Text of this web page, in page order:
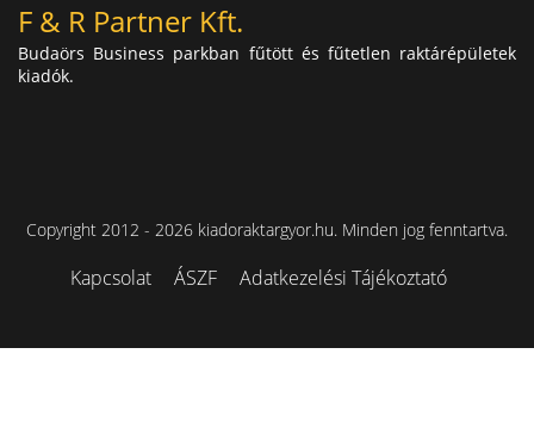
F & R Partner Kft.
Budaörs Business parkban fűtött és fűtetlen raktárépületek
kiadók.
Copyright 2012 - 2026 kiadoraktargyor.hu. Minden jog fenntartva.
Kapcsolat ÁSZF Adatkezelési Tájékoztató